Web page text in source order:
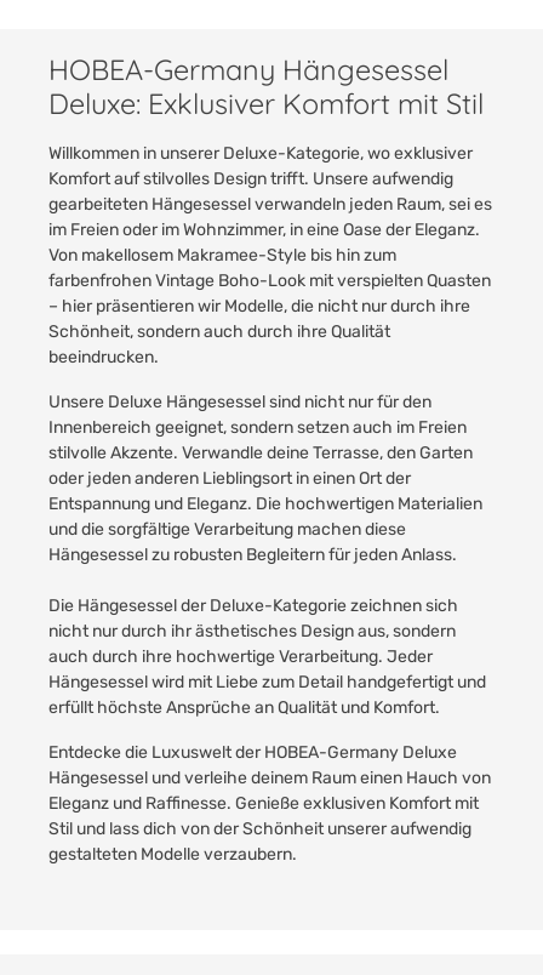
HOBEA-Germany Hängesessel
Deluxe: Exklusiver Komfort mit Stil
Willkommen in unserer Deluxe-Kategorie, wo exklusiver
Komfort auf stilvolles Design trifft. Unsere aufwendig
gearbeiteten Hängesessel verwandeln jeden Raum, sei es
im Freien oder im Wohnzimmer, in eine Oase der Eleganz.
Von makellosem Makramee-Style bis hin zum
farbenfrohen Vintage Boho-Look mit verspielten Quasten
– hier präsentieren wir Modelle, die nicht nur durch ihre
Schönheit, sondern auch durch ihre Qualität
beeindrucken.
Unsere Deluxe Hängesessel sind nicht nur für den
Innenbereich geeignet, sondern setzen auch im Freien
stilvolle Akzente. Verwandle deine Terrasse, den Garten
oder jeden anderen Lieblingsort in einen Ort der
Entspannung und Eleganz. Die hochwertigen Materialien
und die sorgfältige Verarbeitung machen diese
Hängesessel zu robusten Begleitern für jeden Anlass.
Die Hängesessel der Deluxe-Kategorie zeichnen sich
nicht nur durch ihr ästhetisches Design aus, sondern
auch durch ihre hochwertige Verarbeitung. Jeder
Hängesessel wird mit Liebe zum Detail handgefertigt und
erfüllt höchste Ansprüche an Qualität und Komfort.
Entdecke die Luxuswelt der HOBEA-Germany Deluxe
Hängesessel und verleihe deinem Raum einen Hauch von
Eleganz und Raffinesse. Genieße exklusiven Komfort mit
Stil und lass dich von der Schönheit unserer aufwendig
gestalteten Modelle verzaubern.